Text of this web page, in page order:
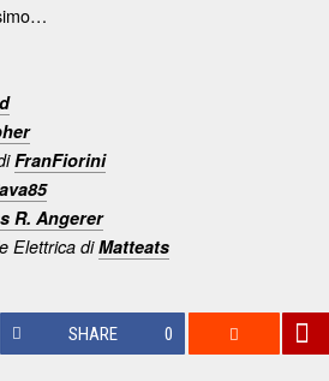
FranFiorini
R. Angerer
Elettrica diMatteats
SHARE 0